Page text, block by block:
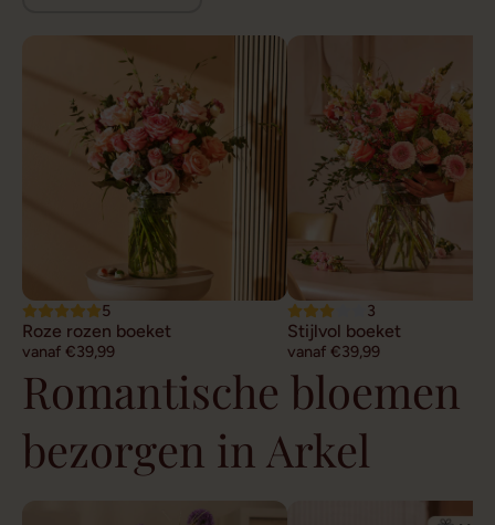
5
Roze rozen boeket
vanaf €39,99
3
Stijlvol boeket
vanaf €39,99
Romantische bloemen
bezorgen in Arkel